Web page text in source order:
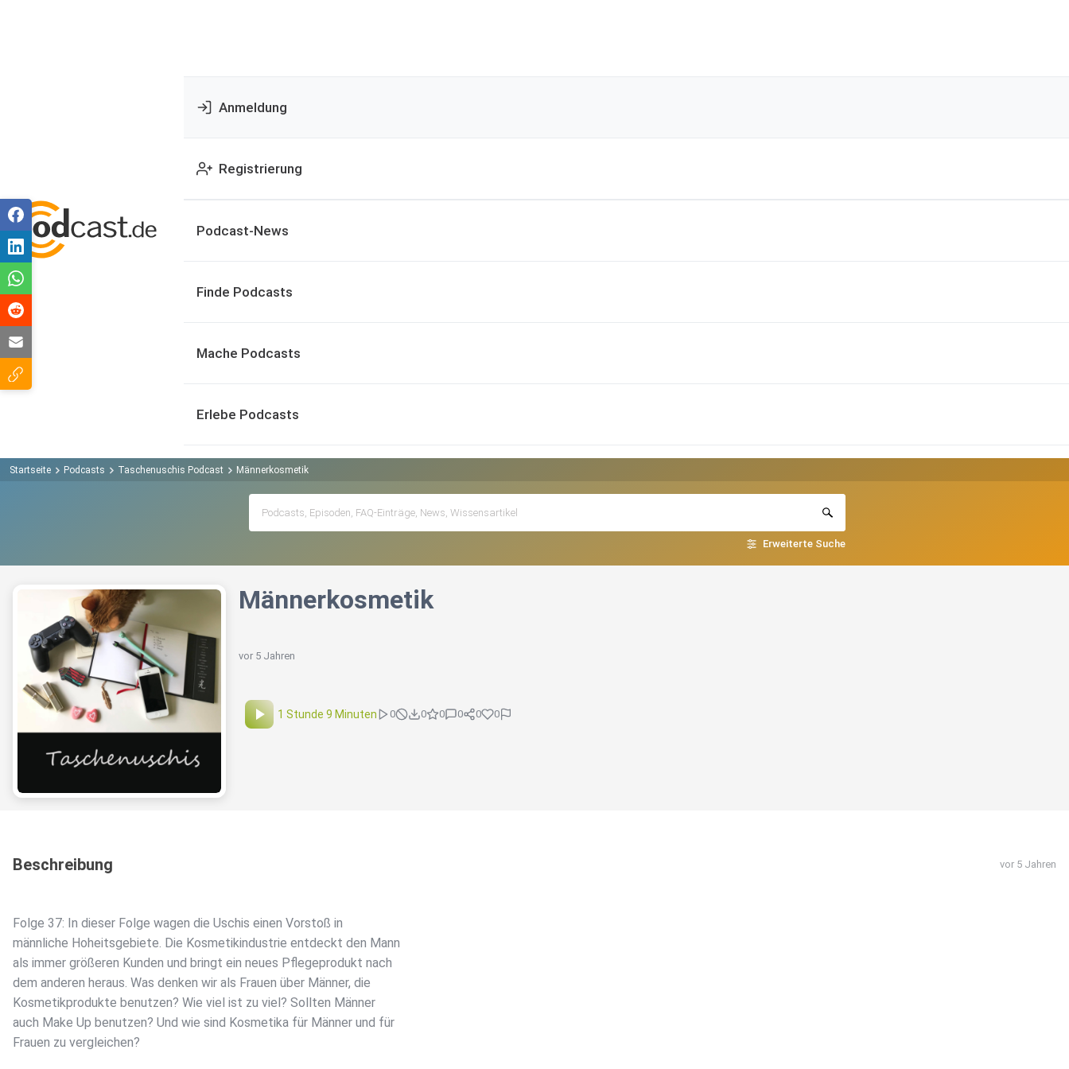
Anmeldung
Registrierung
Podcast-News
Finde Podcasts
Mache Podcasts
Erlebe Podcasts
Startseite Podcasts Taschenuschis Podcast Männerkosmetik
Erweiterte Suche
Männerkosmetik
vor 5 Jahren
1 Stunde 9 Minuten 0 0 0 0 0 0
Beschreibung vor 5 Jahren
Folge 37: In dieser Folge wagen die Uschis einen Vorstoß in
männliche Hoheitsgebiete. Die Kosmetikindustrie entdeckt den Mann
als immer größeren Kunden und bringt ein neues Pflegeprodukt nach
dem anderen heraus. Was denken wir als Frauen über Männer, die
Kosmetikprodukte benutzen? Wie viel ist zu viel? Sollten Männer
auch Make Up benutzen? Und wie sind Kosmetika für Männer und für
Frauen zu vergleichen?